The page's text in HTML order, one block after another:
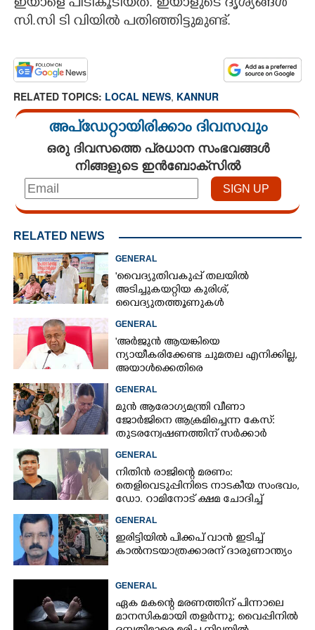
ഇയാളെ പിടികൂടിയത്. ഇയാളുടെ ദൃശ്യങ്ങൾ
സി.സി ടി വിയിൽ പതിഞ്ഞിട്ടുമുണ്ട്.
RELATED TOPICS: LOCAL NEWS, KANNUR
അപ്ഡേറ്റായിരിക്കാം ദിവസവും
ഒരു ദിവസത്തെ പ്രധാന സംഭവങ്ങൾ
നിങ്ങളുടെ ഇൻബോക്സിൽ
RELATED NEWS
GENERAL
'വൈദ്യുതിവകുപ്പ് തലയിൽ
അടിച്ചുകയറ്റിയ കുരിശ്‌,
വൈദ്യുതത്തൂണുകൾ
പൊട്ടിവീണാൽപോലും മന്ത്രിയെ
വിളിക്കുന്ന കാലമാണിത്'
GENERAL
'അർജുൻ ആയങ്കിയെ
ന്യായീകരിക്കേണ്ട ചുമതല എനിക്കില്ല,
അയാൾക്കെതിരെ
നടപടിയെടുത്തോട്ടെ'
GENERAL
മുൻ ആരോഗ്യമന്ത്രി വീണാ
ജോർജിനെ ആക്രമിച്ചെന്ന കേസ്:
തുടരന്വേഷണത്തിന് സർക്കാർ
തീരുമാനം
GENERAL
നിതിൻ രാജിന്റെ മരണം:
തെളിവെടുപ്പിനിടെ നാടകീയ സംഭവം,
ഡോ. റാമിനോട് ക്ഷമ ചോദിച്ച്
വിദ്യാർത്ഥികൾ
GENERAL
ഇരിട്ടിയിൽ പിക്കപ് വാൻ ഇടിച്ച്
കാൽനടയാത്രക്കാരന് ദാരുണാന്ത്യം
GENERAL
ഏക മകന്റെ മരണത്തിന് പിന്നാലെ
മാനസികമായി തളർന്നു; വൈപ്പിനിൽ